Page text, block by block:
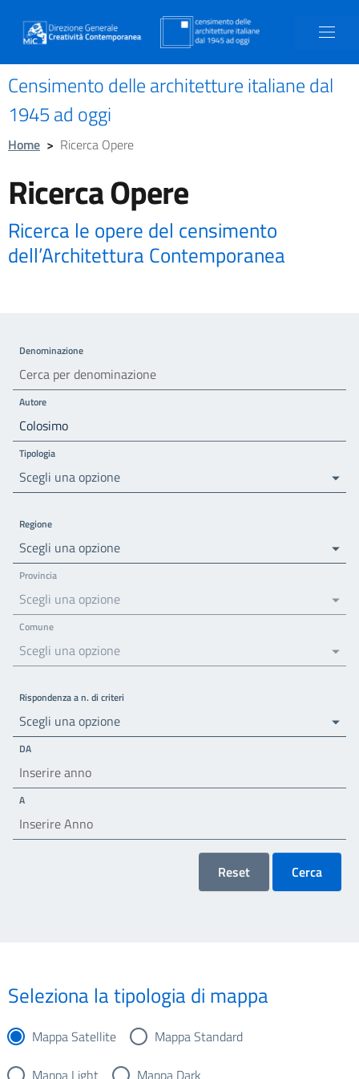
Censimento delle architetture italiane dal
1945 ad oggi
Home > Ricerca Opere
Ricerca Opere
Ricerca le opere del censimento
dell’Architettura Contemporanea
Denominazione
Autore
Tipologia
Scegli una opzione
Regione
Scegli una opzione
Provincia
Scegli una opzione
Comune
Scegli una opzione
Rispondenza a n. di criteri
Scegli una opzione
DA
A
Reset Cerca
Seleziona la tipologia di mappa
Mappa Satellite
Mappa Standard
Mappa Light
Mappa Dark